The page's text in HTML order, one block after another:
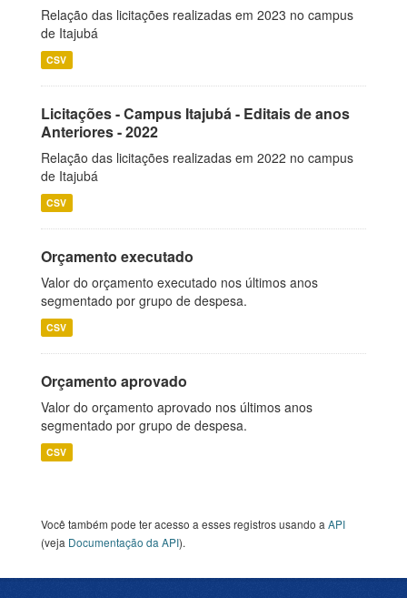
Relação das licitações realizadas em 2023 no campus
de Itajubá
CSV
Licitações - Campus Itajubá - Editais de anos
Anteriores - 2022
Relação das licitações realizadas em 2022 no campus
de Itajubá
CSV
Orçamento executado
Valor do orçamento executado nos últimos anos
segmentado por grupo de despesa.
CSV
Orçamento aprovado
Valor do orçamento aprovado nos últimos anos
segmentado por grupo de despesa.
CSV
Você também pode ter acesso a esses registros usando a API
(veja Documentação da API).